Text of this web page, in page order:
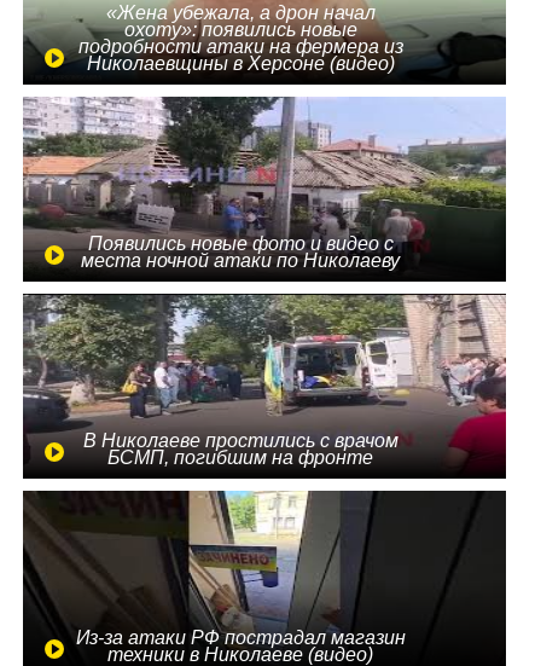
«Жена убежала, а дрон начал
охоту»: появились новые
подробности атаки на фермера из
Николаевщины в Херсоне (видео)
Появились новые фото и видео с
места ночной атаки по Николаеву
В Николаеве простились с врачом
БСМП, погибшим на фронте
Из-за атаки РФ пострадал магазин
техники в Николаеве (видео)